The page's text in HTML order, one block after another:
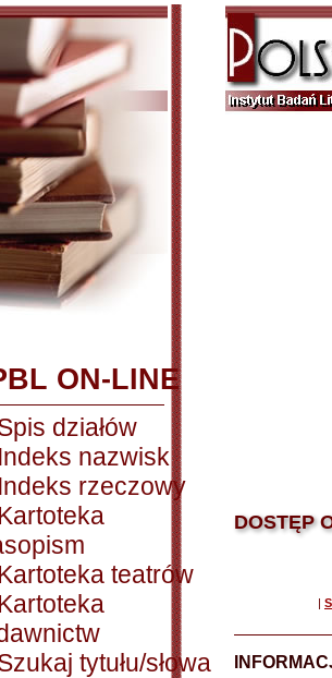
ON-LINE
działów
Indeks nazwisk
Indeks rzeczowy
teatrów
tytułu/słowa
DOSTĘP
|